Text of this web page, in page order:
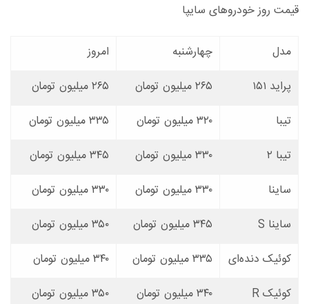
قیمت روز خودروهای سایپا
مدل چهارشنبه
امروز
پراید ۱۵۱
۲۶۵ میلیون تومان
۲۶۵ میلیون تومان
تیبا
۳۲۰ میلیون تومان
۳۳۵ میلیون تومان
تیبا ۲
۳۳۰ میلیون تومان
۳۴۵ میلیون تومان
ساینا
۳۳۰ میلیون تومان
۳۳۰ میلیون تومان
ساینا S ۳۴۵ میلیون تومان
۳۵۰ میلیون تومان
کوئیک دنده‌ای
۳۳۵ میلیون تومان
۳۴۰ میلیون تومان
کوئیک R
۳۴۰ میلیون تومان
۳۵۰ میلیون تومان